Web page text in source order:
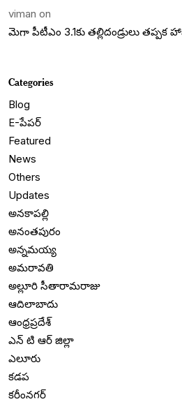
viman on
మెగా పీటీఎం 3.1కు తల్లిదండ్రులు
Categories
Blog
E-పేపర్
Featured
News
Others
Updates
అనకాపల్లి
అనంతపురం
అన్నమయ్య
అమరావతి
అల్లూరి సీతారామరాజు
ఆదిలాబాదు
ఆంధ్రప్రదేశ్
ఎన్ టి ఆర్ జిల్లా
ఎలూరు
కడప
కరీంనగర్